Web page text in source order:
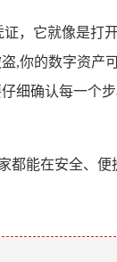
，它就像是打
,你的数字资产
细确认每一个
能在安全、